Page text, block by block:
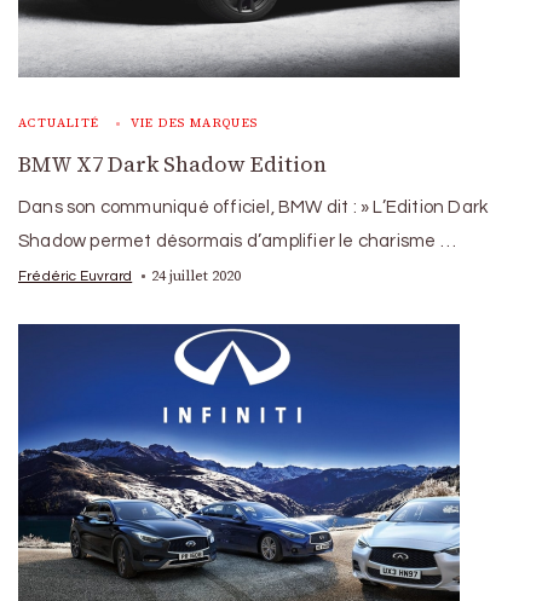
ACTUALITÉ VIE DES MARQUES
BMW X7 Dark Shadow Edition
Dans son communiqué officiel, BMW dit : » L’Edition Dark
Shadow permet désormais d’amplifier le charisme …
Frédéric Euvrard 24 juillet 2020